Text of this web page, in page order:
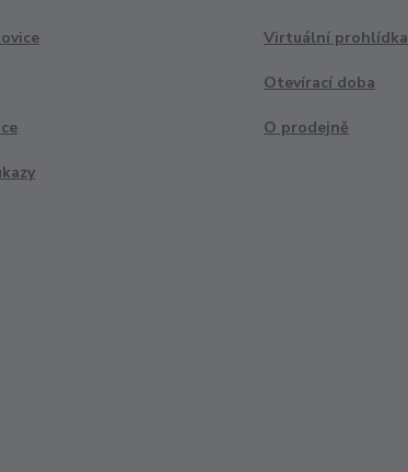
Virtuální prohlídka
Otevírací doba
O prodejně